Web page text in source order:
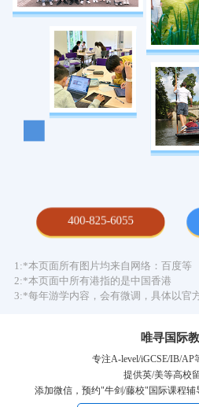
400-825-6055
1:*本页面所有图片均来自网络：百度等
2:*本页面中所有港指的是中国香港
3:*每年游学内容，会有微调，具体以官
唯寻国际
专注A-level/iGCSE/IB/AP
提供英/美等高校
添加微信，预约"牛剑/藤校"国际课程